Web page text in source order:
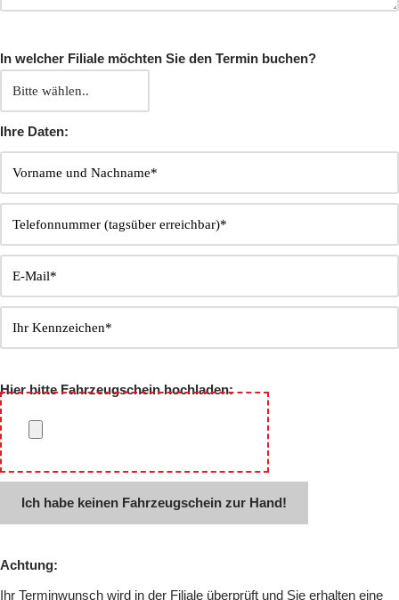
In welcher Filiale möchten Sie den Termin buchen?
Ihre Daten:
Hier bitte Fahrzeugschein hochladen:
Ich habe keinen Fahrzeugschein zur Hand!
Achtung:
Ihr Terminwunsch wird in der Filiale überprüft und Sie erhalten eine